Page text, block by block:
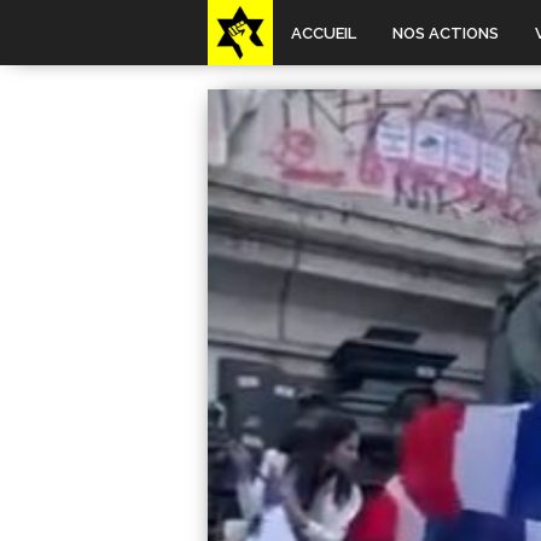
ACCUEIL NOS ACTIONS